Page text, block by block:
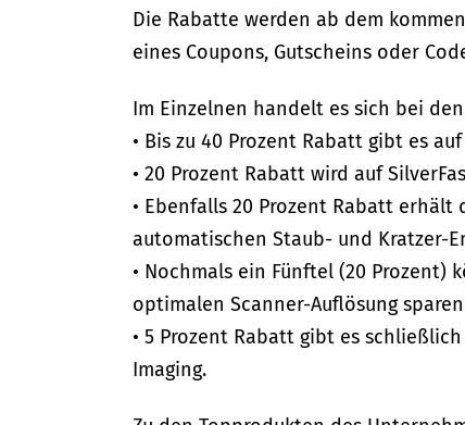
Die Rabatte werden ab dem
eines Coupons, Gutscheins oder
Im Einzelnen handelt es sich bei
• Bis zu 40 Prozent Rabatt gibt es
• 20 Prozent Rabatt wird auf
• Ebenfalls 20 Prozent Rabatt erhält
automatischen Staub- und Kratzer-
• Nochmals ein Fünftel (20 Prozent)
optimalen Scanner-Auflösung
• 5 Prozent Rabatt gibt es
Imaging.